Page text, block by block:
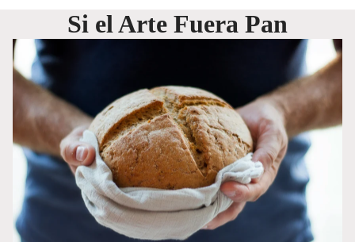
Si el Arte Fuera Pan